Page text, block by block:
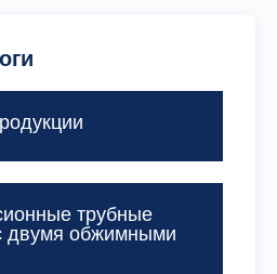
трубные
двумя обжимными